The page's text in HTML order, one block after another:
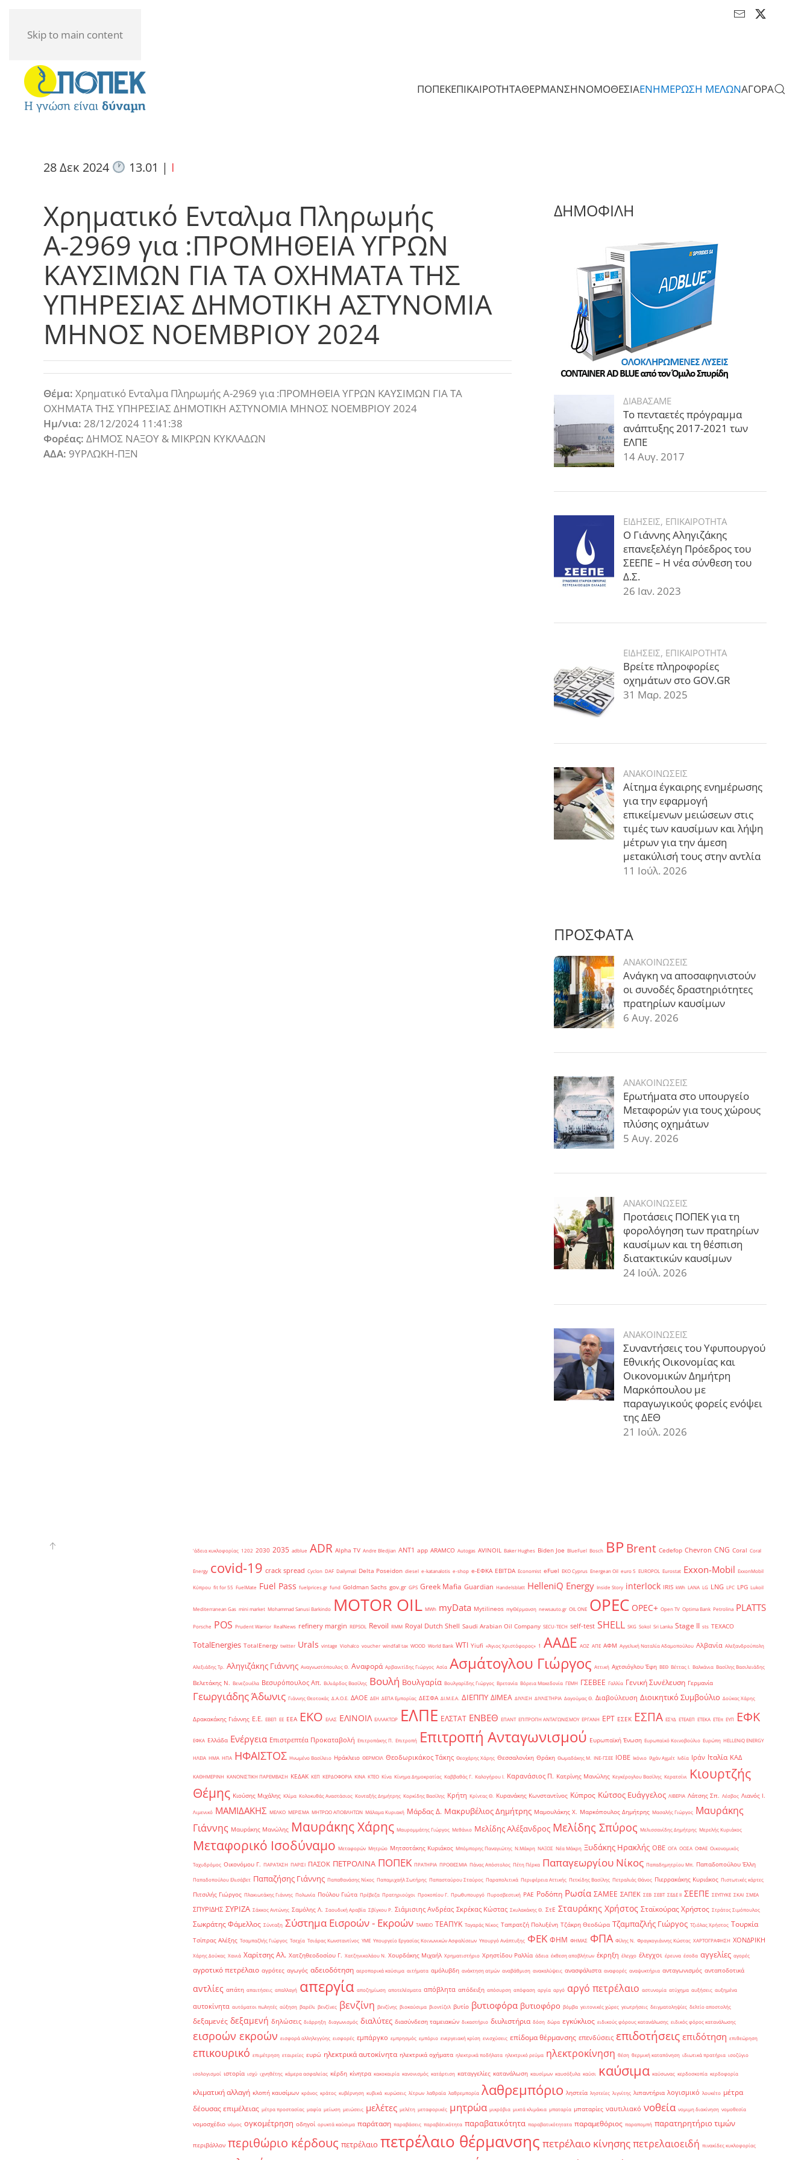
Skip to main content
ΠΟΠΕΚΕΠΙΚΑΙΡΟΤΗΤΑΘΕΡΜΑΝΣΗΝΟΜΟΘΕΣΙΑΕΝΗΜΕΡΩΣΗ ΜΕΛΩΝΑΓΟΡΑ
28 Δεκ 2024 13.01 | I
Χρηματικό Ενταλμα Πληρωμής
Α-2969 για :ΠΡΟΜΗΘΕΙΑ ΥΓΡΩΝ
ΚΑΥΣΙΜΩΝ ΓΙΑ ΤΑ ΟΧΗΜΑΤΑ ΤΗΣ
ΥΠΗΡΕΣΙΑΣ ΔΗΜΟΤΙΚΗ ΑΣΤΥΝΟΜΙΑ
ΜΗΝΟΣ ΝΟΕΜΒΡΙΟΥ 2024
Θέμα: Χρηματικό Ενταλμα Πληρωμής Α-2969 για :ΠΡΟΜΗΘΕΙΑ ΥΓΡΩΝ ΚΑΥΣΙΜΩΝ ΓΙΑ ΤΑ
ΟΧΗΜΑΤΑ ΤΗΣ ΥΠΗΡΕΣΙΑΣ ΔΗΜΟΤΙΚΗ ΑΣΤΥΝΟΜΙΑ ΜΗΝΟΣ ΝΟΕΜΒΡΙΟΥ 2024
Ημ/νια: 28/12/2024 11:41:38
Φορέας: ΔΗΜΟΣ ΝΑΞΟΥ & ΜΙΚΡΩΝ ΚΥΚΛΑΔΩΝ
ΑΔΑ: 9ΥΡΛΩΚΗ-ΠΞΝ
ΔΗΜΟΦΙΛΗ
ΔΙΑΒΑΣΑΜΕ
Το πενταετές πρόγραμμα
ανάπτυξης 2017-2021 των
ΕΛΠΕ
14 Αυγ. 2017
ΕΙΔΗΣΕΙΣ, ΕΠΙΚΑΙΡΟΤΗΤΑ
Ο Γιάννης Αληγιζάκης
επανεξελέγη Πρόεδρος του
ΣΕΕΠΕ – Η νέα σύνθεση του
Δ.Σ.
26 Ιαν. 2023
ΕΙΔΗΣΕΙΣ, ΕΠΙΚΑΙΡΟΤΗΤΑ
Βρείτε πληροφορίες
οχημάτων στο GOV.GR
31 Μαρ. 2025
ΑΝΑΚΟΙΝΩΣΕΙΣ
Αίτημα έγκαιρης ενημέρωσης
για την εφαρμογή
επικείμενων μειώσεων στις
τιμές των καυσίμων και λήψη
μέτρων για την άμεση
μετακύλισή τους στην αντλία
11 Ιούλ. 2026
ΠΡΟΣΦΑΤΑ
ΑΝΑΚΟΙΝΩΣΕΙΣ
Ανάγκη να αποσαφηνιστούν
οι συνοδές δραστηριότητες
πρατηρίων καυσίμων
6 Αυγ. 2026
ΑΝΑΚΟΙΝΩΣΕΙΣ
Ερωτήματα στο υπουργείο
Μεταφορών για τους χώρους
πλύσης οχημάτων
5 Αυγ. 2026
ΑΝΑΚΟΙΝΩΣΕΙΣ
Προτάσεις ΠΟΠΕΚ για τη
φορολόγηση των πρατηρίων
καυσίμων και τη θέσπιση
διατακτικών καυσίμων
24 Ιούλ. 2026
ΑΝΑΚΟΙΝΩΣΕΙΣ
Συναντήσεις του Υφυπουργού
Εθνικής Οικονομίας και
Οικονομικών Δημήτρη
Μαρκόπουλου με
παραγωγικούς φορείς ενόψει
της ΔΕΘ
21 Ιούλ. 2026
'άδεια κυκλοφορίας 1202 2030 2035 adblue ADR Alpha TV Andre Bledjian ANT1 app ARAMCO Autogas AVINOIL Baker Hughes Biden Joe BlueFuel Bosch BPBrent Cedefop Chevron CNG Coral Coral
Energy covid-19 crack spread Cyclon DAF Dailymail Delta Poseidon diesel e-katanalotis e-shop e-ΕΦΚΑ EBITDA Economist eFuel EKO Cyprus Energean Oil euro 5 EUROPOL Eurostat Exxon-Mobil ExxonMobil
Κύπρου fit for 55 FuelMate Fuel Pass fuelprices.gr fund Goldman Sachs gov.gr GPS Greek Mafia Guardian Handelsblatt HelleniQ Energy Inside Story interlock IRIS kWh LANA LG LNG LPC LPG Lukoil
Mediterranean Gas mini market Mohammad Sanusi Barkindo MOTOR OIL MWh myData Mytilineos myΘέρμανση newsauto.gr OIL ONE OPEC OPEC+ Open TV Optima Bank Petrolina PLATTS
Porsche POS Prudent Warrior RealNews refinery margin REPSOL Revoil RMM Royal Dutch Shell Saudi Arabian Oil Company SECU-TECH self-test SHELL SKG Sokol Sri Lanka Stage II sts TEXACO
TotalEnergies TotalEnergy twitter Urals vintage Viohalco voucher windfall tax WOOD World Bank WTI Yiufi «Άγιος Χριστόφορος» ΄1 ΑΑΔΕ ΑΟΖ ΑΠΕ ΑΦΜ Αγγελική Ναταλία Αδαμοπούλου Αλβανία Αλεξανδρούπολη
Αλεξιάδης Τρ. Αληγιζάκης Γιάννης Αναγνωστόπουλος Θ. Αναφορά Αρβανιτίδης Γιώργος Ασία Ασμάτογλου Γιώργος Αττική Αχτσιόγλου Έφη ΒΕΘ Βέττας Ι. Βαλκάνια Βασίλης Βασιλειάδης
Βελετάκης Ν. Βενεζουέλα Βεσυρόπουλος Απ. Βιλιάρδος Βασίλης Βουλή Βουλγαρία Βουλγαρίδης Γιώργος Βρετανία Βόρεια Μακεδονία ΓΕΜΗ ΓΣΕΒΕΕ Γαλλία Γενική Συνέλευση Γερμανία
Γεωργιάδης Άδωνις Γιάννης Θεοτοκάς Δ.Α.Ο.Ε. ΔΑΟΕ ΔΕΗ ΔΕΠΑ Εμπορίας ΔΕΣΦΑ ΔΙ.Μ.Ε.Α. ΔΙΕΠΠΥ ΔΙΜΕΑ ΔΙΥΛΙΣΗ ΔΙΥΛΙΣΤΗΡΙΑ Δαγούμας Θ. Διαβούλευση Διοικητικό Συμβούλιο Δούκας Χάρης
Δρακακάκης Γιάννης Ε.Ε. ΕΒΕΠ ΕΕ ΕΕΑ ΕΚΟ ΕΛΑΣ ΕΛΙΝΟΙΛ ΕΛΛΑΚΤΩΡ ΕΛΠΕ ΕΛΣΤΑΤ ΕΝΒΕΘ ΕΠΑΝΤ ΕΠΙΤΡΟΠΗ ΑΝΤΑΓΩΝΙΣΜΟΥ ΕΡΓΑΝΗ ΕΡΤ ΕΣΕΚ ΕΣΠΑ ΕΣΥΔ ΕΤΕΑΕΠ ΕΤΕΚΑ ΕΤΕπ ΕΥΠ ΕΦΚ
ΕΦΚΑ Ελλάδα Ενέργεια Επιστρεπτέα Προκαταβολή Επιτροπάκης Π. Επιτροπή Επιτροπή Ανταγωνισμού Ευρωπαϊκή Ένωση Ευρωπαϊκό Κοινοβούλιο Ευρώπη ΗELLENiQ ENERGY
ΗΛΕΙΑ ΗΜΑ ΗΠΑ ΗΦΑΙΣΤΟΣ Ηνωμένο Βασίλειο Ηράκλειο ΘΕΡΜΟΙΛ Θεοδωρικάκος Τάκης Θεοχάρης Χάρης Θεσσαλονίκη Θράκη Θωμαδάκης Μ. ΙΝΕ-ΓΣΕΕ ΙΟΒΕ Ικόνιο Ιλχάν Αχμέτ Ινδία Ιράν Ιταλία ΚΑΔ
ΚΑΘΗΜΕΡΙΝΗ ΚΑΝΟΝΙΣΤΙΚΗ ΠΑΡΕΜΒΑΣΗ ΚΕΔΑΚ ΚΕΠ ΚΕΡΔΟΦΟΡΙΑ ΚΙΝΑ ΚΤΕΟ Κίνα Κίνημα Δημοκρατίας Καββαθάς Γ. Καλογήρου Ι. Καρανάσιος Π. Κατρίνης Μανώλης Κεγκέρογλου Βασίλης Κερατσίνι
Κιουρτζής
Θέμης Κιούσης Μιχάλης Κλίμα Κολοκυθάς Αναστάσιος Κονταξής Δημήτρης Κορκίδης Βασίλης Κρήτη Κρίντας Θ. Κυρανάκης Κωνσταντίνος Κύπρος Κώτσος Ευάγγελος ΛΙΒΕΡΙΑ Λάτσης Σπ. Λέσβος Λιανός Ι.
Λιμενικό ΜΑΜΙΔΑΚΗΣ ΜΕΛΚΟ ΜΕΡΙΣΜΑ ΜΗΤΡΩΟ ΑΠΟΒΛΗΤΩΝ Μάλαμα Κυριακή Μάρδας Δ. Μακρυβέλιος Δημήτρης Μαμουλάκης Χ. Μαρκόπουλος Δημήτρης Μασαλής Γιώργος Μαυράκης
Γιάννης Μαυράκης Μανώλης Μαυράκης Χάρης Μαυρομμάτης Γιώργος Μεθάνιο Μελίδης Αλέξανδρος Μελίδης Σπύρος Μελισσανίδης Δημήτρης Μερελής Κυριάκος
Μεταφορικό Ισοδύναμο Μεταφορών Μητρώο Μητσοτάκης Κυριάκος Μπόμπορης Παναγιώτης Ν.Μάκρη ΝΑΞΟΣ Νέα Μάκρη Ξυδάκης Ηρακλής ΟΒΕ ΟΓΑ ΟΟΣΑ ΟΦΑΕ Οικονομικός
Ταχυδρόμος Οικονόμου Γ. ΠΑΡΑΤΑΣΗ ΠΑΡΙΣΙ ΠΑΣΟΚ ΠΕΤΡΟΛΙΝΑ ΠΟΠΕΚ ΠΡΑΤΗΡΙΑ ΠΡΟΘΕΣΜΙΑ Πάνας Απόστολος Πέτη Πέρκα Παπαγεωργίου Νίκος Παπαδημητρίου Μπ. Παπαδοπούλου Έλλη
Παπαδοπούλου Ελισάβετ Παπαζήσης Γιάννης Παπαθανάσης Νίκος Παπαμιχαήλ Σωτήρης Παπασταύρου Σταύρος Παραπολιτικά Περιφέρεια Αττικής Πετκίδης Βασίλης Πετραλιάς Θάνος Πιερρακάκης Κυριάκος Πιστωτικές κάρτες
Πιτσιλής Γιώργος Πλακιωτάκης Γιάννης Πολωνία Πούλου Γιώτα Πρέβεζα Πρατηριούχοι Προκοπίου Γ. Πρωθυπουργό Πυροσβεστική ΡΑΕ Ροδόπη Ρωσία ΣΑΜΕΕ ΣΑΠΕΚ ΣΕΒ ΣΕΒΤ ΣΕΔΕ ΙΙ ΣΕΕΠΕ ΣΕΥΠΥΚΕ ΣΚΑΙ ΣΜΕΑ
ΣΠΥΡΙΔΗΣ ΣΥΡΙΖΑ Σάκκος Αντώνης Σαμόλης Λ. Σαουδική Αραβία Σβίγκου Ρ. Σιάμισιης Ανδρέας Σκρέκας Κώστας Σκυλακάκης Θ. ΣτΕ Σταυράκης Χρήστος Σταϊκούρας Χρήστος Στράτος Σιμόπουλος
Σωκράτης Φάμελλος Σύνταξη Σύστημα Εισροών - Εκροών ΤΑΜΕΙΟ ΤΕΑΠΥΚ Ταγαράς Νίκος Ταπρατζή Πολυξένη Τζάκρη Θεοδώρα Τζαμπαζλής Γιώργος Τζιόλας Χρήστος Τουρκία
Τσίπρας Αλέξης Τσαμπαζλής Γιώργος Τσεχία Τσιάρας Κωνσταντίνος ΥΜΕ Υπουργείο Εργασίας Κοινωνικών Ασφαλίσεων Υπουργό Ανάπτυξης ΦΕΚ ΦΗΜ ΦΗΜΑΣ ΦΠΑ Φίλης Ν. Φραγκογιάννης Κώστας ΧΑΡΤΟΓΡΑΦΗΣΗ ΧΟΝΔΡΙΚΗ
Χάρης Δούκας Χανιά Χαρίτσης Αλ. Χατζηθεοδοσίου Γ. Χατζηνικολάου Ν. Χουρδάκης Μιχαήλ Χρηματιστήριο Χρηστίδου Ραλλία άδεια έκθεση αποβλήτων έκρηξη έλεγχο έλεγχοι έρευνα έσοδα αγγελίες αγορές
αγροτικό πετρέλαιο αγρότες αγωγός αδειοδότηση αεροπορικά καύσιμα αιτήματα αμόλυβδη ανάκτηση ατμών αναβάθμιση ανακαλύψεις ανασφάλιστα αναφορές αναψυκτήρια ανταγωνισμός ανταποδοτικά
αντλίες απάτη απαιτήσεις απαλλαγή απεργία αποζημίωση αποτελέσματα απόβλητα απόδειξη απόσυρση απόφαση αργία αργό αργό πετρέλαιο αστυνομία ατύχημα αυξήσεις αυξημένα
αυτοκίνητα αυτόματοι πωλητές αύξηση βαρέλι βενζίνες βενζίνη βενζίνης βιοκαύσιμα βιοντίζελ βυτίο βυτιοφόρα βυτιοφόρο βόμβα γειτονικές χώρες γεωτρήσεις δειγματοληψίες δελτίο αποστολής
δεξαμενές δεξαμενή δηλώσεις διάρρηξη διαγωνισμός διαλύτες διασύνδεση ταμειακών δικαστήριο διυλιστήρια δόση δώρα εγκύκλιος ειδικούς φόρους κατανάλωσης ειδικός φόρος κατανάλωσης
εισροών εκροών εισφορά αλληλεγγύης εισφορές εμπάργκο εμπρησμός εμπόριο ενεργειακή κρίση ενισχύσεις επίδομα θέρμανσης επενδύσεις επιδοτήσεις επιδότηση επιθεώρηση
επικουρικό επιμέτρηση εταιρείες ευρώ ηλεκτρικά αυτοκίνητα ηλεκτρικά οχήματα ηλεκτρικά ποδήλατα ηλεκτρικό ρεύμα ηλεκτροκίνηση θέση θερμική καταπόνηση ιδιωτικά πρατήρια ισοζύγιο
ισολογισμοί ιστορία ισχύ ιχνηθέτης κάμερα ασφαλείας κέρδη κίνητρα κακοκαιρία κανονισμός κατάρτιση καταγγελίες κατανάλωση καυσίμων καυσόξυλα καύσι καύσιμα καύσωνας κερδοσκοπία κερδοφορία
κλιματική αλλαγή κλοπή καυσίμων κράνος κράτος κυβέρνηση κυβικά κυρώσεις λίτρων λαθραία λαθρεμπορία λαθρεμπόριο ληστεία ληστείες λιγνίτης λιπαντήρια λογισμικό λουκέτο μέτρα
δέουσας επιμέλειας μέτρα προστασίας μαφία μείωση μειώσεις μελέτες μελέτη μεταφορικές μητρώα μικρόβια μικτά κλιμάκια μπαταρία μπαταρίες ναυτιλιακό νοθεία νομιμη διακίνηση νομοθεσία
νομοσχέδιο νόμος ογκομέτρηση οδηγοί ορυκτά καύσιμα παράταση παραβάσεις παραβάτικότητα παραβατικότητα παραβατικότητατα παραμεθόριος παραπομπή παρατηρητήριο τιμών
περιβάλλον περιθώριο κέρδους πετρέλαιο πετρέλαιο θέρμανσης πετρέλαιο κίνησηςπετρελαιοειδή πινακίδες κυκλοφορίας